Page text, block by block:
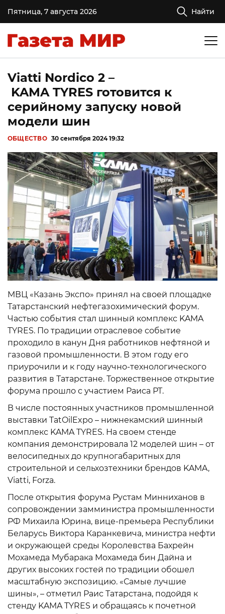
Пятница, 7 августа 2026 Найти
Viatti Nordico 2 –
KAMA TYRES готовится к
серийному запуску новой
модели шин
ОБЩЕСТВО 30 сентября 2024 19:32
МВЦ «Казань Экспо» принял на своей площадке
Татарстанский нефтегазохимический форум.
Частью события стал шинный комплекс KAMA
TYRES. По традиции отраслевое событие
проходило в канун Дня работников нефтяной и
газовой промышленности. В этом году его
приурочили и к году научно-технологического
развития в Татарстане. Торжественное открытие
форума прошло с участием Раиса РТ.
В числе постоянных участников промышленной
выставки TatOilExpo – нижнекамский шинный
комплекс KAMA TYRES. На своем стенде
компания демонстрировала 12 моделей шин – от
велосипедных до крупногабаритных для
строительной и сельхозтехники брендов KAMA,
Viatti, Forza.
После открытия форума Рустам Минниханов в
сопровождении замминистра промышленности
РФ Михаила Юрина, вице-премьера Республики
Беларусь Виктора Каранкевича, министра нефти
и окружающей среды Королевства Бахрейн
Мохамеда Мубарака Мохамеда бин Дайна и
других высоких гостей по традиции обошел
масштабную экспозицию. «Самые лучшие
шины», – отметил Раис Татарстана, подойдя к
стенду KAMA TYRES и обращаясь к почетной